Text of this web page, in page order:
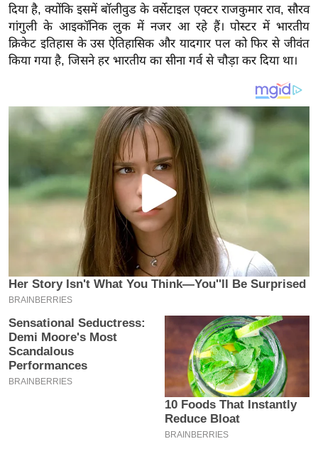
य
ब
ज
ट
ल
क्रि
I
P
2
6
क्रा
इ
म
ई
दिया है, क्योंकि इसमें बॉलीवुड के वर्सेटाइल एक्टर राजकुमार राव, सौरव
गांगुली के आइकॉनिक लुक में नजर आ रहे हैं। पोस्टर में भारतीय
क्रिकेट इतिहास के उस ऐतिहासिक और यादगार पल को फिर से जीवंत
किया गया है, जिसने हर भारतीय का सीना गर्व से चौड़ा कर दिया था।